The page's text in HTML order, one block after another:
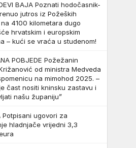
BAJA Poznati hodočasnik-
jutros iz Požeških
4100 kilometara dugo
hrvatskim i europskim
– kući se vraća u studenom!
POBJEDE Požežanin
od ministra Medveda
na mimohod 2025. –
čast nositi kninsku zastavu i
našu županiju”
Potpisani ugovori za
hladnjače vrijedni 3,3